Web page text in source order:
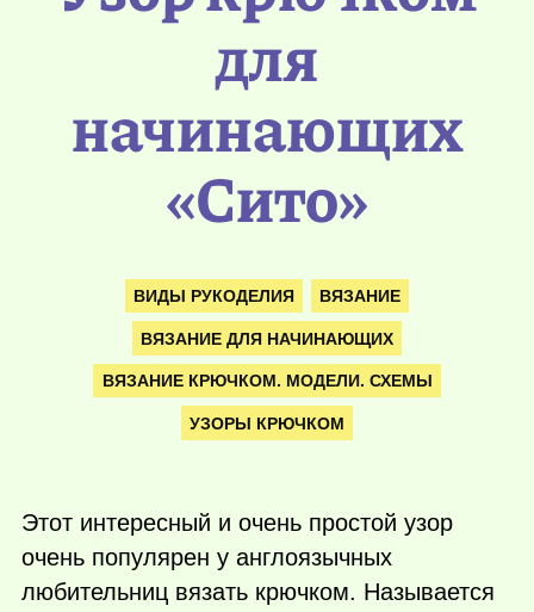
для
начинающих
«Сито»
ВИДЫ РУКОДЕЛИЯ ВЯЗАНИЕ
ВЯЗАНИЕ ДЛЯ НАЧИНАЮЩИХ
ВЯЗАНИЕ КРЮЧКОМ. МОДЕЛИ. СХЕМЫ
УЗОРЫ КРЮЧКОМ
Этот интересный и очень простой узор
очень популярен у англоязычных
любительниц вязать крючком. Называется